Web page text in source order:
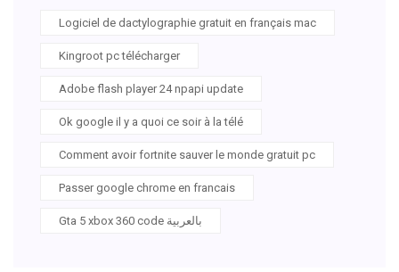
Logiciel de dactylographie gratuit en français mac
Kingroot pc télécharger
Adobe flash player 24 npapi update
Ok google il y a quoi ce soir à la télé
Comment avoir fortnite sauver le monde gratuit pc
Passer google chrome en francais
Gta 5 xbox 360 code بالعربية